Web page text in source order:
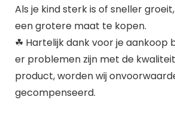
Als je kind sterk is of sneller
een grotere maat te kopen.
☘ Hartelijk dank voor je aankoop
er problemen zijn met de
product, worden wij
gecompenseerd.